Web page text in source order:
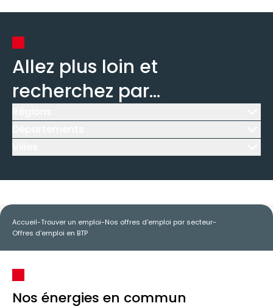
Allez plus loin et
recherchez par...
Accueil-Trouver un emploi-Nos offres d'emploi par secteur-
Offres d'emploi en BTP
Nos énergies en commun